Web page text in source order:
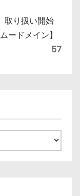
取り扱い開始
ードメイン】
57